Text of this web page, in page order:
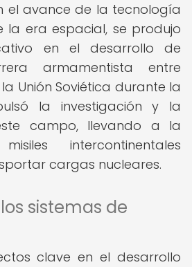
el avance de la tecnología
la era espacial, se produjo
en el desarrollo de
armamentista entre
Unión Soviética durante la
la investigación y la
campo, llevando a la
intercontinentales
cargas nucleares.
sistemas de
clave en el desarrollo